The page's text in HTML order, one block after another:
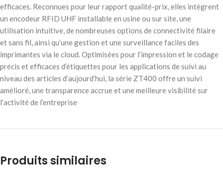
efficaces. Reconnues pour leur rapport qualité-prix, elles intègrent
un encodeur RFID UHF installable en usine ou sur site, une
utilisation intuitive, de nombreuses options de connectivité filaire
et sans fil, ainsi qu’une gestion et une surveillance faciles des
imprimantes via le cloud. Optimisées pour l’impression et le codage
précis et efficaces d’étiquettes pour les applications de suivi au
niveau des articles d’aujourd’hui, la série ZT400 offre un suivi
amélioré, une transparence accrue et une meilleure visibilité sur
l’activité de l’entreprise
Produits similaires